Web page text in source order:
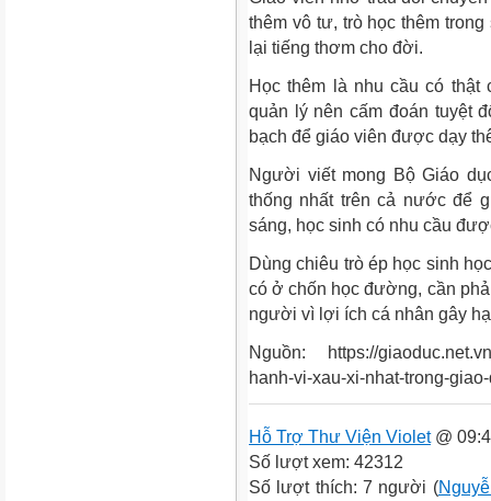
thêm vô tư, trò học thêm
lại tiếng thơm cho đời.
Học thêm là nhu cầu có thật
quản lý nên cấm đoán tuyệt
bạch để giáo viên được dạy
Người viết mong Bộ Giáo
thống nhất trên cả nước để
sáng, học sinh có nhu cầu
Dùng chiêu trò ép học sinh
có ở chốn học đường, cần
người vì lợi ích cá nhân gây
Nguồn: https://
hanh-vi-xau-xi-nhat-trong-
Hỗ Trợ Thư Viện Violet@
Số lượt xem: 42312
Số lượt thích: 7 người (